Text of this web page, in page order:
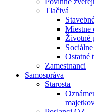
Tlačivá
Miestne
Životné
Ostatné
Zamestnanci
Samospráva
Starosta